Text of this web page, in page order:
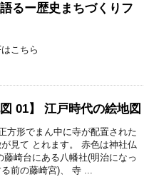
るー歴史まちづくりフ
こちら
01】 江戸時代の絵地図
方形でまん中に寺が配置された
見て とれます。 赤色は神社仏
藤崎台にある八幡社(明治になっ
前の藤崎宮)、 寺 ...